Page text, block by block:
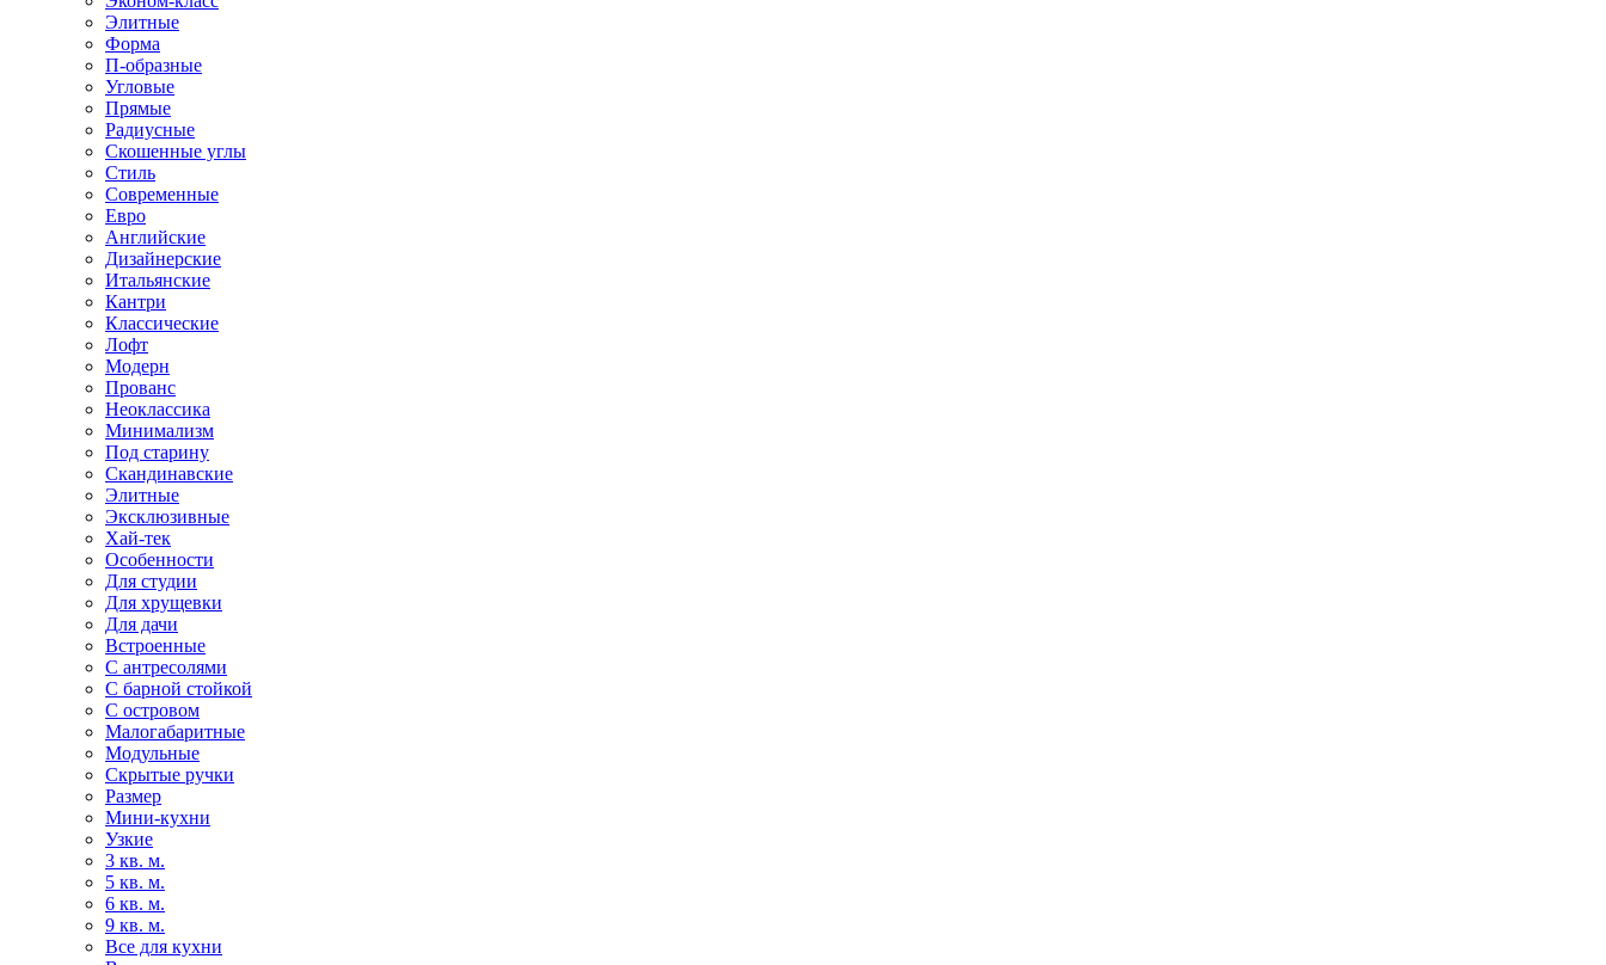
Элитные
Форма
П-образные
Угловые
Прямые
Радиусные
Скошенные углы
Стиль
Современные
Евро
Английские
Дизайнерские
Итальянские
Кантри
Классические
Лофт
Модерн
Прованс
Неоклассика
Минимализм
Под старину
Скандинавские
Элитные
Эксклюзивные
Хай-тек
Особенности
Для студии
Для хрущевки
Для дачи
Встроенные
С антресолями
С барной стойкой
С островом
Малогабаритные
Модульные
Скрытые ручки
Размер
Мини-кухни
Узкие
3 кв. м.
5 кв. м.
6 кв. м.
9 кв. м.
Все для кухни